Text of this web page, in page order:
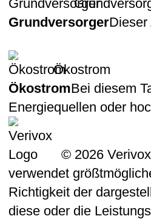
GrundversorgerDieser
Ökostrom
ÖkostromBei diesem
Energiequellen oder
© 2026
verwendet
Richtigkeit der
diese oder die